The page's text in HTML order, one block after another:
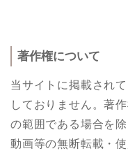
著作権について
当サイトに掲載され
しておりません。著
の範囲である場合を
動画等の無断転載・